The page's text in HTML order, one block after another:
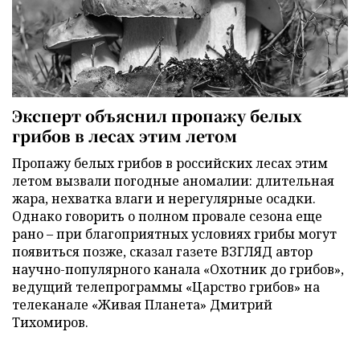
Эксперт объяснил пропажу белых
грибов в лесах этим летом
Пропажу белых грибов в российских лесах этим
летом вызвали погодные аномалии: длительная
жара, нехватка влаги и нерегулярные осадки.
Однако говорить о полном провале сезона еще
рано – при благоприятных условиях грибы могут
появиться позже, сказал газете ВЗГЛЯД автор
научно-популярного канала «Охотник до грибов»,
ведущий телепрограммы «Царство грибов» на
телеканале «Живая Планета» Дмитрий
Тихомиров.